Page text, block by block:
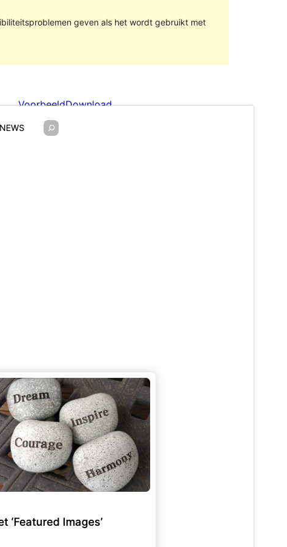
geven als het wordt gebruikt met
VoorbeeldDownload
Versie